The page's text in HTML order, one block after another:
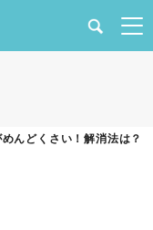
んどくさい！解消法は？